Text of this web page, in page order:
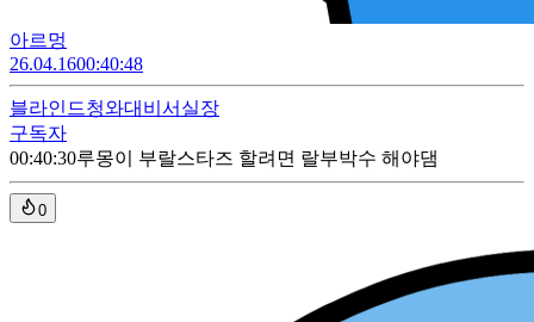
아르멍
26.04.1600:40:48
블라인드청와대비서실장
구독자
00:40:30루몽이 부랄스타즈 할려면 랄부박수 해야댐
0